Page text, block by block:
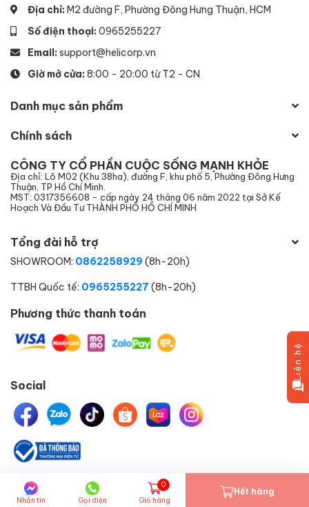
Địa chỉ: M2 đường F, Phường Đông Hưng Thuận, HCM
Số điện thoại: 0965255227
Email: support@helicorp.vn
Giờ mở cửa: 8:00 - 20:00 từ T2 - CN
Danh mục sản phẩm
Chính sách
CÔNG TY CỔ PHẦN CUỘC SỐNG MẠNH KHỎE
Địa chỉ: Lô M02 (Khu 38ha), đường F, khu phố 5, Phường Đông Hưng
Thuận, TP Hồ Chí Minh.
MST: 0317356608 - cấp ngày 24 tháng 06 năm 2022 tại Sở Kế
Hoạch Và Đầu Tư THÀNH PHỐ HỒ CHÍ MINH
Tổng đài hỗ trợ
SHOWROOM: 0862258929 (8h-20h)
TTBH Quốc tế: 0965255227 (8h-20h)
Phương thức thanh toán
Social
© Bản quyền thuộc về HELIPET.VN
một thành viên của
Liên hệ
Nhắn tin Gọi điện
0
Giỏ hàng
Hết hàng